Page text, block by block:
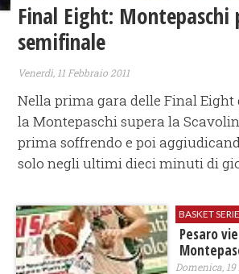
Final Eight: Montepaschi
semifinale
Venerdì, 11 Febbraio 2011
Nella prima gara delle Final Eight
la Montepaschi supera la
prima soffrendo e poi
solo negli ultimi dieci minuti di
BASKET
Pesaro
Domenica,